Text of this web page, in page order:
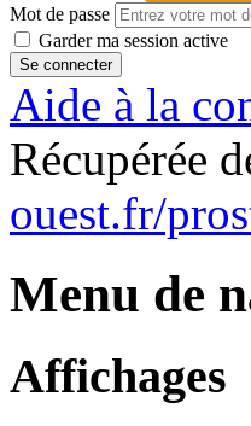
Mot de passe
Garder ma session active
Aide à la
Récupérée
ouest.fr/
Menu de
Affichages